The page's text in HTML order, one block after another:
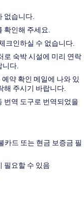
없습니다.
확인해 주세요.
크인하실 수 없습니다.
로 숙박 시설에 미리 연락
니다.
약 확인 메일에 나와 있
해 주시기 바랍니다.
번역 도구로 번역되었을
카드 또는 현금 보증금 필
필요할 수 있음